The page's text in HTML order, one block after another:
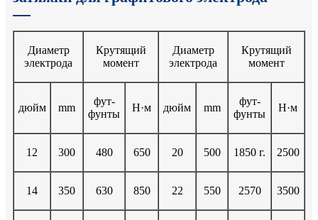
Диаметр
электрода
Крутящий
момент
Диаметр
электрода
Крутящий
момент
дюйм mm
фут-
фунты
Н·м дюйм mm
фут-
фунты
Н·м
12 300 480 650 20 500 1850 г. 2500
14 350 630 850 22 550 2570 3500